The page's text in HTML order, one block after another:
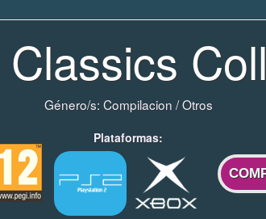
Género/s: Compilacion /Otros
Plataformas: